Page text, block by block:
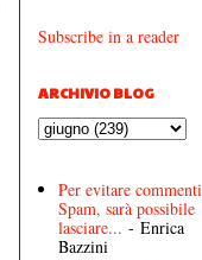
Subscribe in a reader
ARCHIVIO BLOG
Per evitare commenti
Spam, sarà possibile
lasciare... - Enrica
Bazzini